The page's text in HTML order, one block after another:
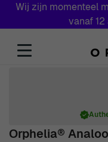
Wij zijn momenteel
vanaf
Orphelia®